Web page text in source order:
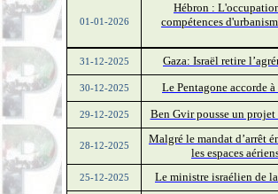
01-01-2026
Hébron :
compétences
31-12-2025 Gaza: Israël retire
30-12-2025 Le Pentagone accorde
29-12-2025 Ben Gvir pousse un
28-12-2025
Malgré le mandat d’arrêt
les espaces
25-12-2025 Le ministre israélien de